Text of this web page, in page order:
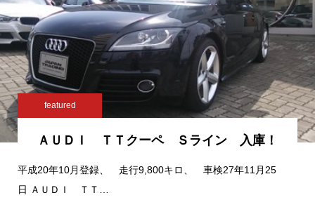
featured
ＡＵＤＩ ＴＴクーペ Ｓライン 入庫！
平成20年10月登録、 走行9,800キロ、 車検27年11月25
日 ＡＵＤＩ ＴＴ…